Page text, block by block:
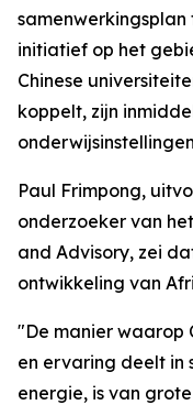
samenwerkingsplan
initiatief op het
Chinese
koppelt, zijn
Paul Frimpong,
onderzoeker van
and Advisory, zei
ontwikkeling van
"De manier waarop
en ervaring deelt in
energie, is van